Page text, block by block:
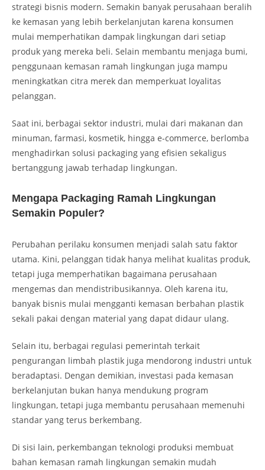
strategi bisnis modern. Semakin banyak perusahaan beralih
ke kemasan yang lebih berkelanjutan karena konsumen
mulai memperhatikan dampak lingkungan dari setiap
produk yang mereka beli. Selain membantu menjaga bumi,
penggunaan kemasan ramah lingkungan juga mampu
meningkatkan citra merek dan memperkuat loyalitas
pelanggan.
Saat ini, berbagai sektor industri, mulai dari makanan dan
minuman, farmasi, kosmetik, hingga e-commerce, berlomba
menghadirkan solusi packaging yang efisien sekaligus
bertanggung jawab terhadap lingkungan.
Mengapa Packaging Ramah Lingkungan
Semakin Populer?
Perubahan perilaku konsumen menjadi salah satu faktor
utama. Kini, pelanggan tidak hanya melihat kualitas produk,
tetapi juga memperhatikan bagaimana perusahaan
mengemas dan mendistribusikannya. Oleh karena itu,
banyak bisnis mulai mengganti kemasan berbahan plastik
sekali pakai dengan material yang dapat didaur ulang.
Selain itu, berbagai regulasi pemerintah terkait
pengurangan limbah plastik juga mendorong industri untuk
beradaptasi. Dengan demikian, investasi pada kemasan
berkelanjutan bukan hanya mendukung program
lingkungan, tetapi juga membantu perusahaan memenuhi
standar yang terus berkembang.
Di sisi lain, perkembangan teknologi produksi membuat
bahan kemasan ramah lingkungan semakin mudah